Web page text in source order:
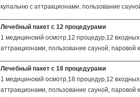
купальню с аттракционами. пользование
Лечебный пакет с 12 процедурами
1 медицинский осмотр,12 процедур,12
аттракционами, пользование сауной, паровой
Лечебный пакет с 18 процедурами
1 медицинский осмотр,18 процедур,12
аттракционами, пользование сауной, паровой